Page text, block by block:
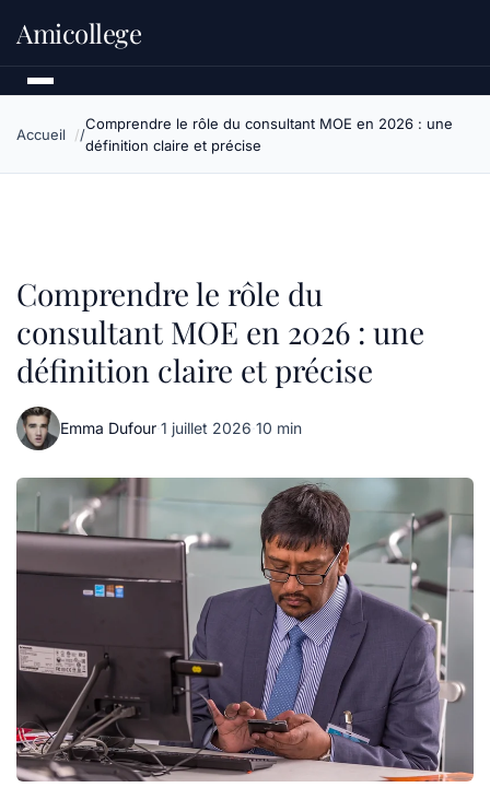
Amicollege
Accueil
Comprendre le rôle du consultant MOE en 2026 : une
définition claire et précise
Comprendre le rôle du
consultant MOE en 2026 : une
définition claire et précise
Emma Dufour·1 juillet 2026·10 min